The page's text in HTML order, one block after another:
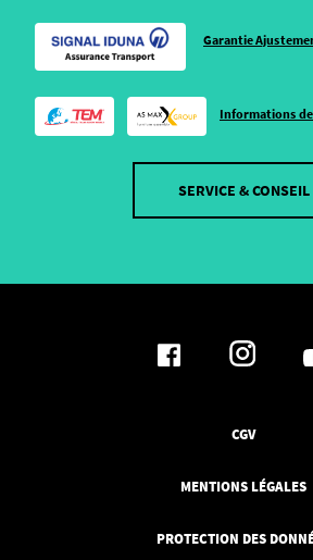
Garantie
Informations
SERVICE & CONSEIL
CGV
MENTIONS LÉGALES
PROTECTION DES